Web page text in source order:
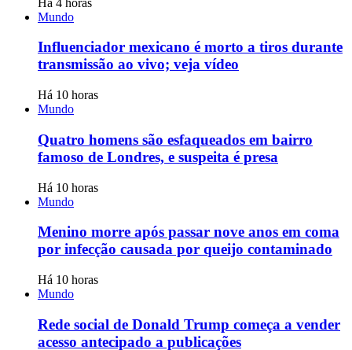
Mundo
Influenciador mexicano é morto a tiros durante
transmissão ao vivo; veja vídeo
Há 10 horas
Mundo
Quatro homens são esfaqueados em bairro
famoso de Londres, e suspeita é presa
Há 10 horas
Mundo
Menino morre após passar nove anos em coma
por infecção causada por queijo contaminado
Há 10 horas
Mundo
Rede social de Donald Trump começa a vender
acesso antecipado a publicações